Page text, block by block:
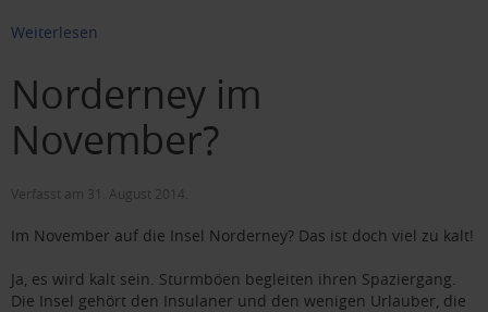
Weiterlesen
Norderney im
November?
Verfasst am 31. August 2014
Im November auf die Insel Norderney? Das ist doch viel zu kalt!
Ja, es wird kalt sein. Sturmböen begleiten ihren Spaziergang.
Die Insel gehört den Insulaner und den wenigen Urlauber, die